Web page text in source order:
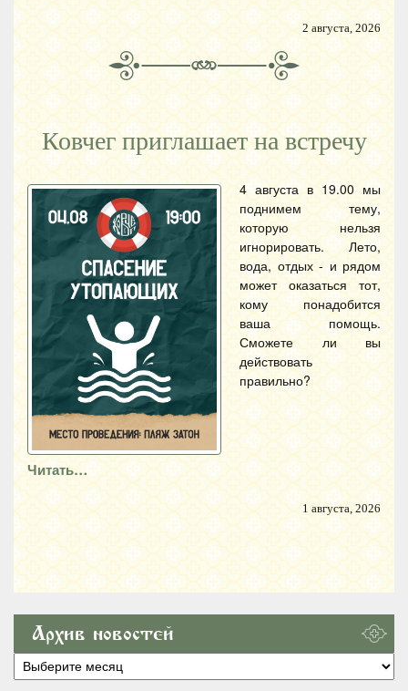
2 августа, 2026
Ковчег приглашает на встречу
4 августа в 19.00 мы
поднимем тему,
которую нельзя
игнорировать. Лето,
вода, отдых - и рядом
может оказаться тот,
кому понадобится
ваша помощь.
Сможете ли вы
действовать
правильно?
Читать…
1 августа, 2026
Архив новостей
Архив
новостей